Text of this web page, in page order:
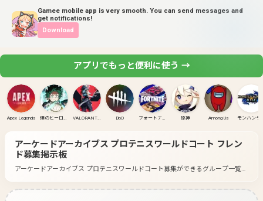
Gamee mobile app is very smooth. You can send messages and
get notifications!
Download
アプリでもっと便利に使う →
Apex Legends 僕のヒーローアカデミア ULTRA RUMBLE VALORANT(PC) DbD フォートナイト 原神 Among Us
アーケードアーカイブス プロテニスワールドコート フレン
ド募集掲示板
アーケードアーカイブス プロテニスワールドコート募集ができるグループ一覧